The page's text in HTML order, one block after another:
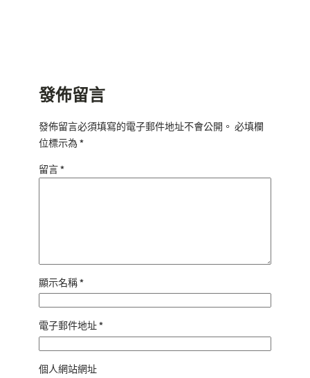
發佈留言
發佈留言必須填寫的電子郵件地址不會公開。 必填欄
位標示為*
留言*
顯示名稱*
電子郵件地址*
個人網站網址